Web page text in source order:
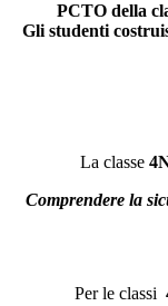
PCTO della
Gli studenti
La classe
Comprendere la
Per le classi